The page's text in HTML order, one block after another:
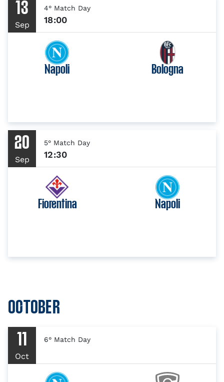
13
Sep
4° Match Day
18:00
Napoli Bologna
20
Sep
5° Match Day
12:30
Fiorentina Napoli
OCTOBER
Oct
6° Match Day